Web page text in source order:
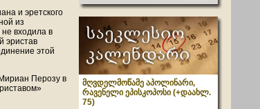
и эретского
из
не входила в
эристав
этой
Перозу в
მღვდელმოწამე აპოლინარი,
რავენელი ეპისკოპოსი (+დაახლ.
75)